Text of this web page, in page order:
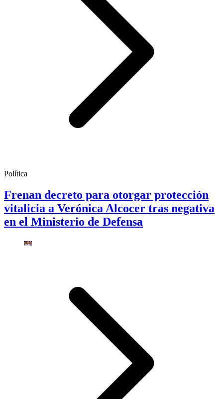
Política
Frenan decreto para otorgar protección
vitalicia a Verónica Alcocer tras negativa
en el Ministerio de Defensa